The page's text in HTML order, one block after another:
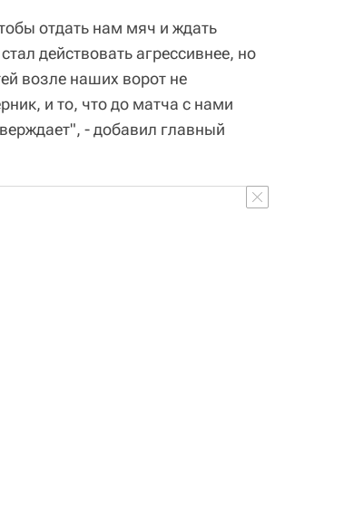
отдать нам мяч и ждать
действовать агрессивнее, но
возле наших ворот не
и то, что до матча с нами
- добавил главный